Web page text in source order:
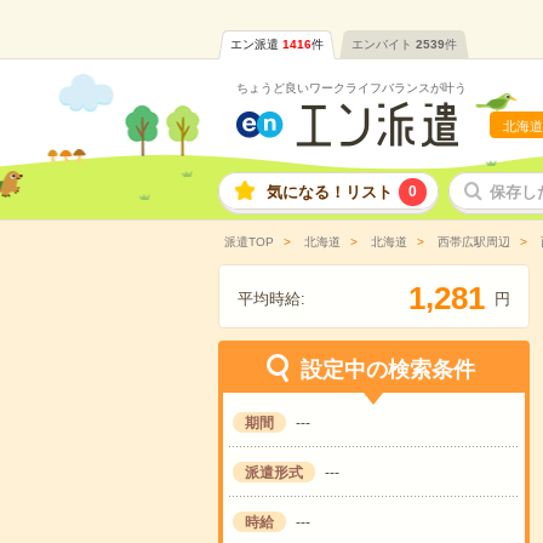
エン派遣 1416件 エンバイト 2539件
ちょうど良いワークライフバランスが叶う
北海
気になる！リスト 0 保存し
派遣TOP 北海道 北海道 西帯広駅周辺
平均時給: 1,281 円
設定中の検索条件
期間 ---
派遣形式 ---
時給 ---